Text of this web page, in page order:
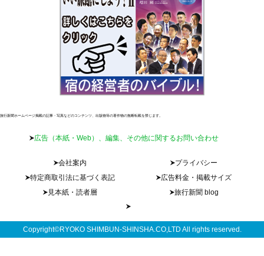
旅行新聞ホームページ掲載の記事・写真などのコンテンツ、出版物等の著作物の無断転載を禁じます。
広告（本紙・Web）、編集、その他に関するお問い合わせ
会社案内
プライバシー
特定商取引法に基づく表記
広告料金・掲載サイズ
見本紙・読者層
旅行新聞 blog
Copyright©RYOKO SHIMBUN-SHINSHA.CO,LTD All rights reserved.